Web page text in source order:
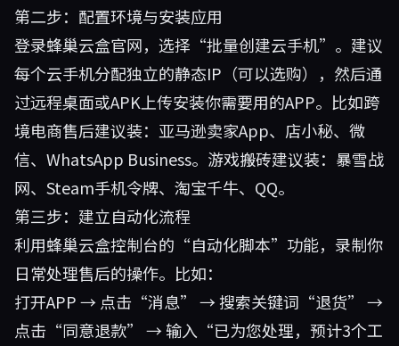
第二步：配置环境与安装应用
登录蜂巢云盒官网，选择“批量创建云手机”。建议
每个云手机分配独立的静态IP（可以选购），然后通
过远程桌面或APK上传安装你需要用的APP。比如跨
境电商售后建议装：亚马逊卖家App、店小秘、微
信、WhatsApp Business。游戏搬砖建议装：暴雪战
网、Steam手机令牌、淘宝千牛、QQ。
第三步：建立自动化流程
利用蜂巢云盒控制台的“自动化脚本”功能，录制你
日常处理售后的操作。比如：
打开APP → 点击“消息” → 搜索关键词“退货” →
点击“同意退款” → 输入“已为您处理，预计3个工